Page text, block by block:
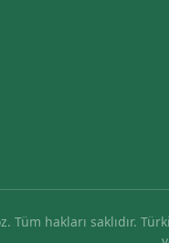
Tüm hakları saklıdır.